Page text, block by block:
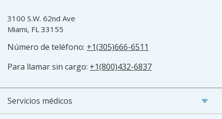
3100 S.W. 62nd Ave
Miami, FL 33155
Número de teléfono: +1(305)666-6511
Para llamar sin cargo: +1(800)432-6837
Servicios médicos